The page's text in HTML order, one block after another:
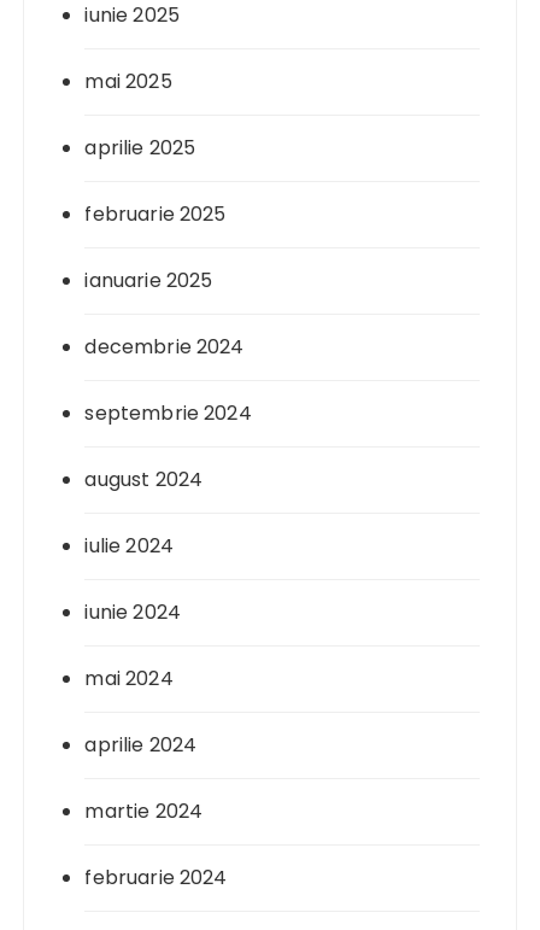
iunie 2025
mai 2025
aprilie 2025
februarie 2025
ianuarie 2025
decembrie 2024
septembrie 2024
august 2024
iulie 2024
iunie 2024
mai 2024
aprilie 2024
martie 2024
februarie 2024